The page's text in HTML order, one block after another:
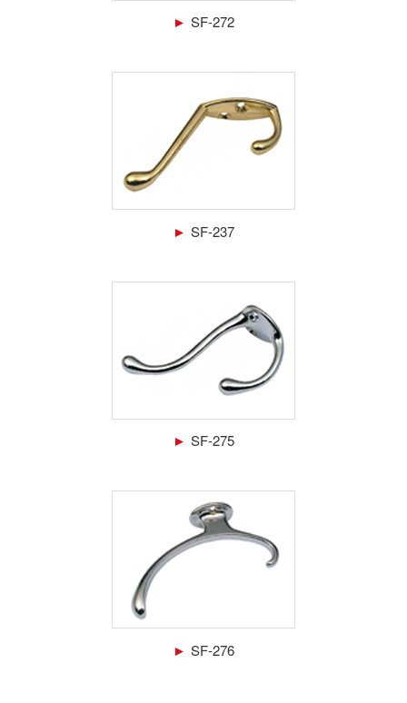
► SF-272
► SF-237
► SF-275
► SF-276